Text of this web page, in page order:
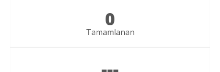
0
Tamamlanan